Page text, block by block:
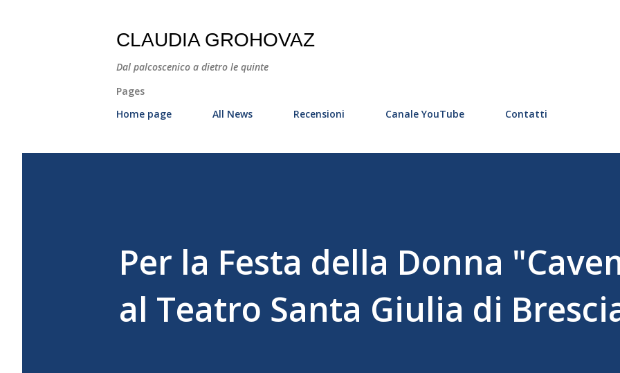
CLAUDIA GROHOVAZ
Dal palcoscenico a dietro le quinte
Pages
Home page
All News Recensioni Canale YouTube Contatti
Per la Festa della Donna
al Teatro Santa Giulia di